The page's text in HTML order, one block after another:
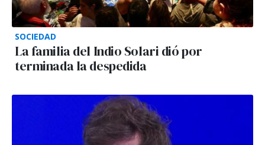
SOCIEDAD
La familia del Indio Solari dió por
terminada la despedida